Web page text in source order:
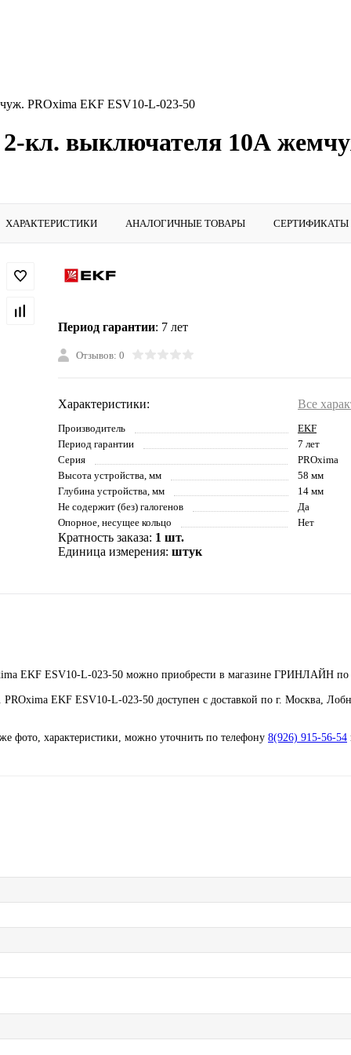
PROxima EKF ESV10-L-023-50
2-кл. выключателя 10А
ХАРАКТЕРИСТИКИ АНАЛОГИЧНЫЕ ТОВАРЫ СЕРТИФИКАТЫ
Период гарантии: 7 лет
Отзывов: 0
Характеристики: Все
Производитель
EKF
Период гарантии
7 лет
Серия
PROxima
Высота устройства, мм
58 мм
Глубина устройства, мм
14 мм
Не содержит (без) галогенов
Да
Опорное, несущее кольцо
Нет
Кратность заказа: 1 шт.
Единица измерения: штук
EKF ESV10-L-023-50 можно приобрести в магазине ГРИНЛАЙН по
EKF ESV10-L-023-50 доступен с доставкой по г. Москва,
фото, характеристики, можно уточнить по телефону 8(926) 915-56-54